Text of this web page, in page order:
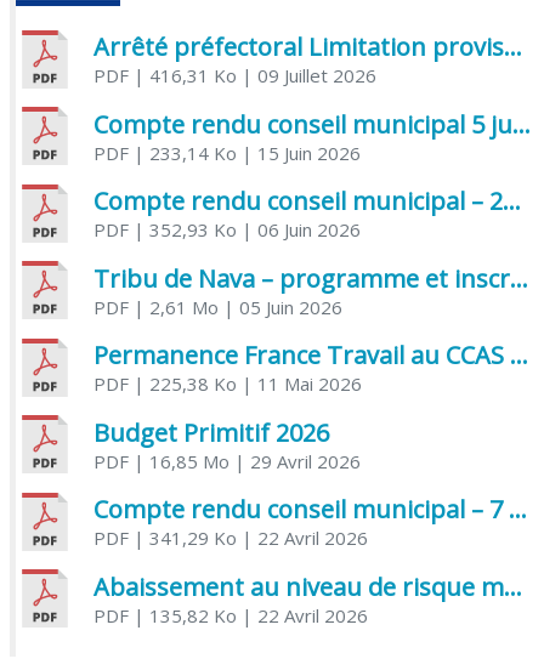
Arrêté préfectoral Limitation provisoire des usages de l’eau
PDF| 416,31 Ko | 09 Juillet 2026
Compte rendu conseil municipal 5 juin 2026 sénatoriale
PDF| 233,14 Ko | 15 Juin 2026
Compte rendu conseil municipal – 21 avril 2026
PDF| 352,93 Ko | 06 Juin 2026
Tribu de Nava – programme et inscriptions été 2026
PDF| 2,61 Mo | 05 Juin 2026
Permanence France Travail au CCAS de Saujon Juin 2026
PDF| 225,38 Ko | 11 Mai 2026
Budget Primitif 2026
PDF| 16,85 Mo | 29 Avril 2026
Compte rendu conseil municipal – 7 avril 2026
PDF| 341,29 Ko | 22 Avril 2026
Abaissement au niveau de risque modéré de l’Influenza aviaire
PDF| 135,82 Ko | 22 Avril 2026